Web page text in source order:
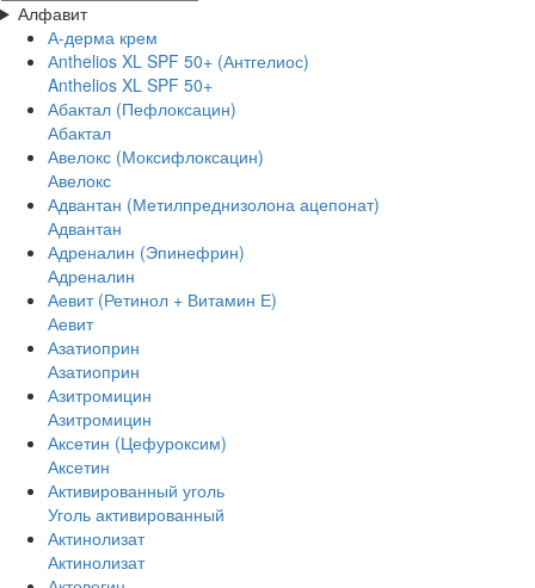
Алфавит
А-дерма крем
Аnthelios XL SPF 50+ (Антгелиос)
Anthelios XL SPF 50+
Абактал (Пефлоксацин)
Абактал
Авелокс (Моксифлоксацин)
Авелокс
Адвантан (Метилпреднизолона ацепонат)
Адвантан
Адреналин (Эпинефрин)
Адреналин
Аевит (Ретинол + Витамин Е)
Аевит
Азатиоприн
Азатиоприн
Азитромицин
Азитромицин
Аксетин (Цефуроксим)
Аксетин
Активированный уголь
Уголь активированный
Актинолизат
Актинолизат